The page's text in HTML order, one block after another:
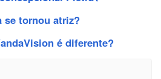
se tornou atriz?
é diferente?